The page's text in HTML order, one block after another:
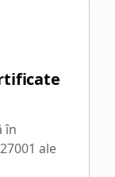
în
ale